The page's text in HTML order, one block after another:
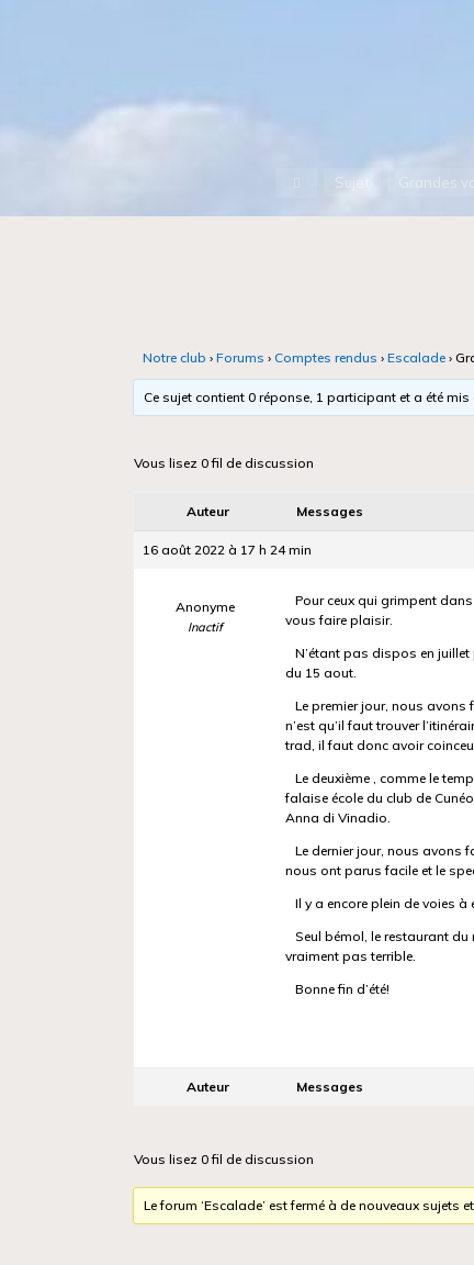
Accueil
Sujet Grandes
Notre club › Forums › Comptes rendus › Escalade ›
Ce sujet contient 0 réponse, 1 participant et a été
Vous lisez 0 fil de discussion
Auteur Messages
16 août 2022 à 17 h 24 min
Anonyme
Inactif
Pour ceux qui grimpent
vous faire plaisir.
N’étant pas dispos en
du 15 aout.
Le premier jour, nous avons
n’est qu’il faut trouver
trad, il faut donc avoir
Le deuxième , comme le
falaise école du club de
Anna di Vinadio.
Le dernier jour, nous avons
nous ont parus facile et le
Il y a encore plein de voies à
Seul bémol, le restaurant
vraiment pas terrible.
Bonne fin d’été!
Auteur Messages
Vous lisez 0 fil de discussion
Le forum ‘Escalade’ est fermé à de nouveaux sujets